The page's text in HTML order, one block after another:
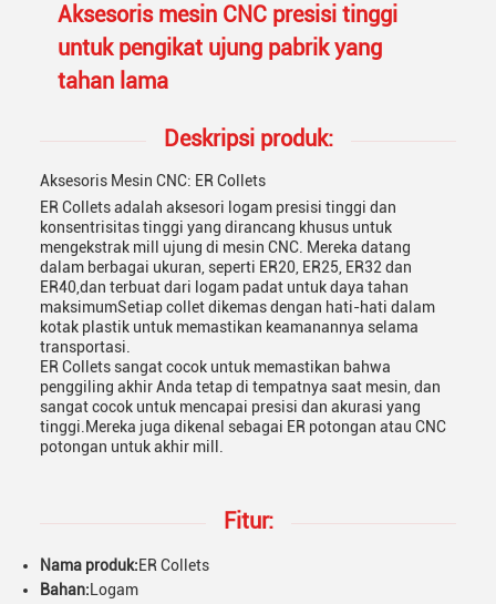
Aksesoris mesin CNC presisi tinggi
untuk pengikat ujung pabrik yang
tahan lama
Deskripsi produk:
Aksesoris Mesin CNC: ER Collets
ER Collets adalah aksesori logam presisi tinggi dan
konsentrisitas tinggi yang dirancang khusus untuk
mengekstrak mill ujung di mesin CNC. Mereka datang
dalam berbagai ukuran, seperti ER20, ER25, ER32 dan
ER40,dan terbuat dari logam padat untuk daya tahan
maksimumSetiap collet dikemas dengan hati-hati dalam
kotak plastik untuk memastikan keamanannya selama
transportasi.
ER Collets sangat cocok untuk memastikan bahwa
penggiling akhir Anda tetap di tempatnya saat mesin, dan
sangat cocok untuk mencapai presisi dan akurasi yang
tinggi.Mereka juga dikenal sebagai ER potongan atau CNC
potongan untuk akhir mill.
Fitur:
Nama produk:ER Collets
Bahan: Logam